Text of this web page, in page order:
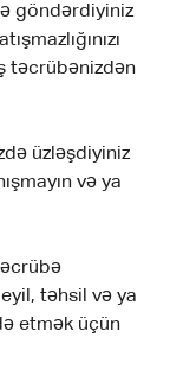
göndərdiyiniz
təcrübənizdən
üzləşdiyiniz
və ya
təhsil və ya
etmək üçün